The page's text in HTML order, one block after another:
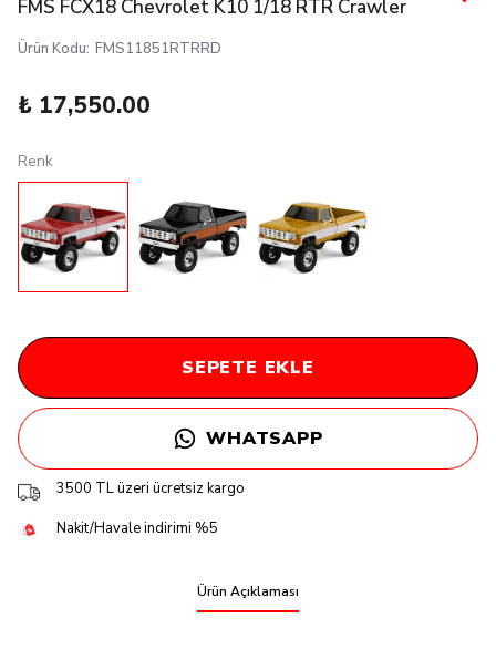
FMS FCX18 Chevrolet K10 1/18 RTR Crawler
Ürün Kodu: FMS11851RTRRD
₺ 17,550.00
Renk
SEPETE EKLE
WHATSAPP
3500 TL üzeri ücretsiz kargo
Nakit/Havale indirimi %5
Ürün Açıklaması